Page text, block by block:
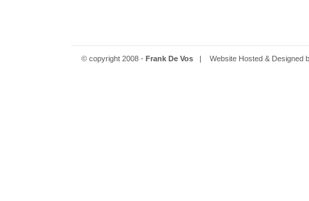
© copyright 2008 - Frank De Vos| Website Hosted & Designed